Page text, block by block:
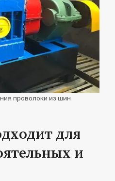
проволоки из шин
для
и